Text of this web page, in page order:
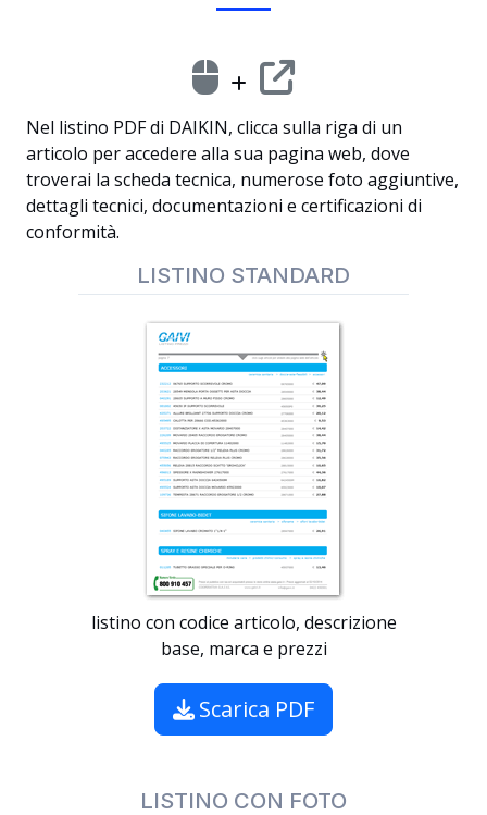
Nel listino PDF di DAIKIN, clicca sulla riga di un
articolo per accedere alla sua pagina web, dove
troverai la scheda tecnica, numerose foto aggiuntive,
dettagli tecnici, documentazioni e certificazioni di
conformità.
LISTINO STANDARD
listino con codice articolo, descrizione
base, marca e prezzi
Scarica PDF
LISTINO CON FOTO